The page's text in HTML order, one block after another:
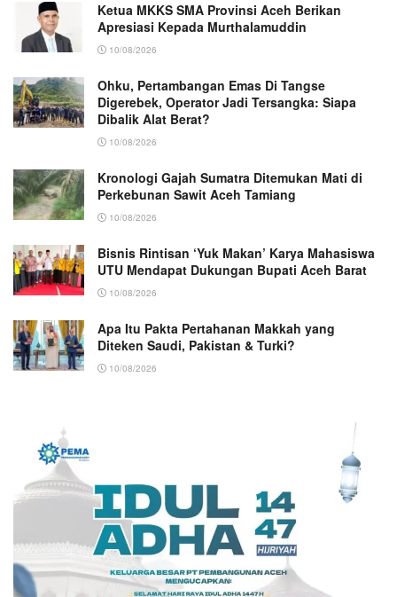
Ketua MKKS SMA Provinsi Aceh Berikan
Apresiasi Kepada Murthalamuddin
10/08/2026
Ohku, Pertambangan Emas Di Tangse
Digerebek, Operator Jadi Tersangka: Siapa
Dibalik Alat Berat?
10/08/2026
Kronologi Gajah Sumatra Ditemukan Mati di
Perkebunan Sawit Aceh Tamiang
10/08/2026
Bisnis Rintisan ‘Yuk Makan’ Karya Mahasiswa
UTU Mendapat Dukungan Bupati Aceh Barat
10/08/2026
Apa Itu Pakta Pertahanan Makkah yang
Diteken Saudi, Pakistan & Turki?
10/08/2026